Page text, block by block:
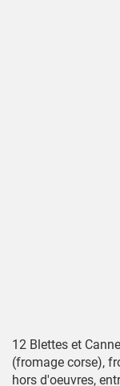
12 Blettes et
(fromage corse),
hors d'oeuvres,